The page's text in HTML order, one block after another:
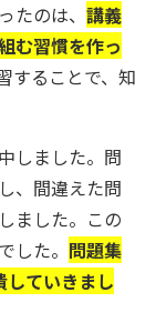
たのは、講義
む習慣を作っ
することで、知
しました。問
、間違えた問
ました。この
した。 問題集
していきまし